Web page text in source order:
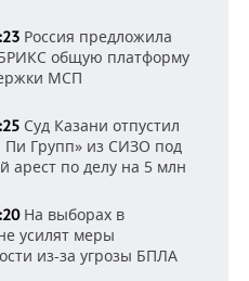
Россия предложила
общую платформу
МСП
Суд Казани отпустил
Пи Групп» из СИЗО под
арест по делу на 5 млн
На выборах в
усилят меры
из-за угрозы БПЛА